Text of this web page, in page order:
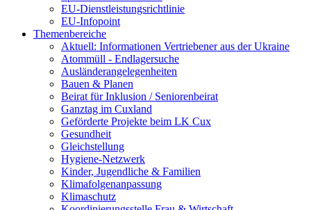
EU-Dienstleistungsrichtlinie
EU-Infopoint
Themenbereiche
Aktuell: Informationen Vertriebener aus der Ukraine
Atommüll - Endlagersuche
Ausländerangelegenheiten
Bauen & Planen
Beirat für Inklusion / Seniorenbeirat
Ganztag im Cuxland
Geförderte Projekte beim LK Cux
Gesundheit
Gleichstellung
Hygiene-Netzwerk
Kinder, Jugendliche & Familien
Klimafolgenanpassung
Klimaschutz